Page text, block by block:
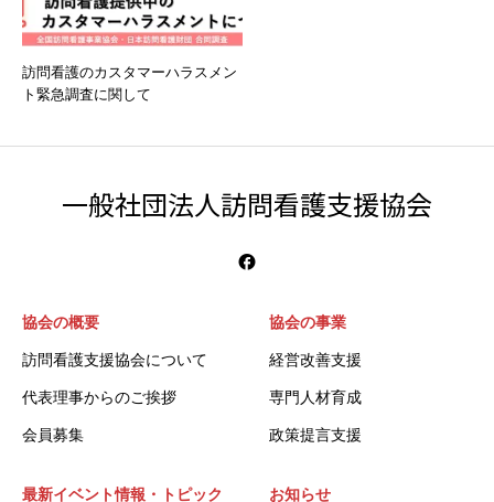
訪問看護のカスタマーハラスメン
ト緊急調査に関して
一般社団法人訪問看護支援協会
協会の概要
訪問看護支援協会について
代表理事からのご挨拶
会員募集
協会の事業
経営改善支援
専門人材育成
政策提言支援
最新イベント情報・トピック お知らせ